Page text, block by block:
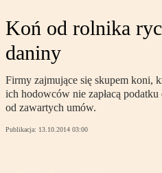
Koń od rolnika
daniny
Firmy zajmujące się skupem koni,
ich hodowców nie zapłacą
od zawartych umów.
Publikacja: 13.10.2014 03:00